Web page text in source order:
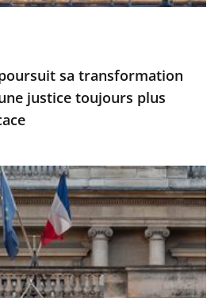
poursuit sa transformation
justice toujours plus